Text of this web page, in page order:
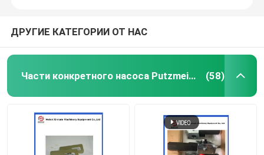
Главная страница
ДРУГИЕ КАТЕГОРИИ ОТ НАС
Части конкретного насоса Putzmeister (58)